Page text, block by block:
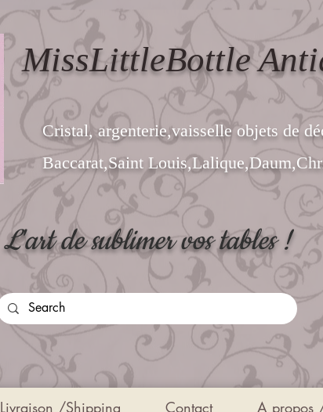
MissLittleBottle
Cristal, argenterie,vaisselle objets de
Baccarat,Saint
L'art de sublimer vos tables !
Livraison /Shipping Contact A propos